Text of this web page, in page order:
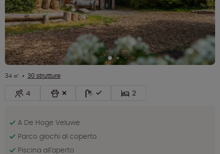
34 ㎡ 30 strutture
4 2
A De Hoge Veluwe
Parco giochi al coperto
Piscina all'aperto